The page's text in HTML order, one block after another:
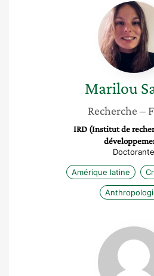
Sarrut
Marilou
Recherche –
IRD (Institut de
Doctorante
Amérique latine